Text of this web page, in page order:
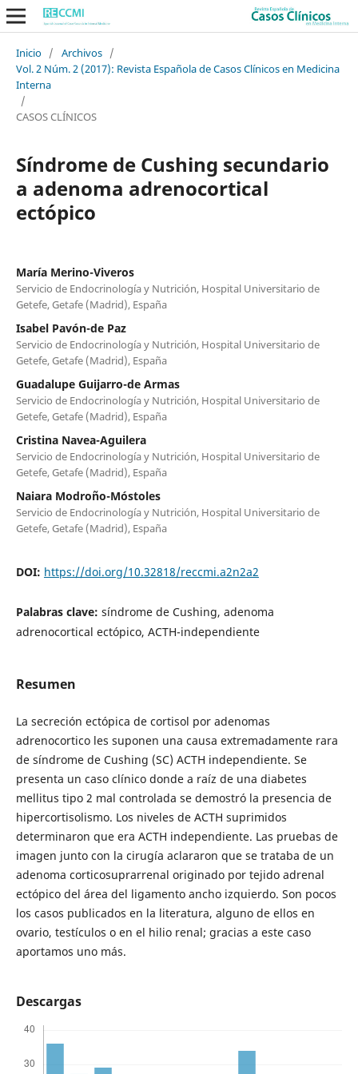
Inicio / Archivos /
Vol. 2 Núm. 2 (2017): Revista Española de Casos Clínicos en Medicina
Interna
/
CASOS CLÍNICOS
Síndrome de Cushing secundario
a adenoma adrenocortical
ectópico
María Merino-Viveros
Servicio de Endocrinología y Nutrición, Hospital Universitario de
Getefe, Getafe (Madrid), España
Isabel Pavón-de Paz
Servicio de Endocrinología y Nutrición, Hospital Universitario de
Getefe, Getafe (Madrid), España
Guadalupe Guijarro-de Armas
Servicio de Endocrinología y Nutrición, Hospital Universitario de
Getefe, Getafe (Madrid), España
Cristina Navea-Aguilera
Servicio de Endocrinología y Nutrición, Hospital Universitario de
Getefe, Getafe (Madrid), España
Naiara Modroño-Móstoles
Servicio de Endocrinología y Nutrición, Hospital Universitario de
Getefe, Getafe (Madrid), España
DOI: https://doi.org/10.32818/reccmi.a2n2a2
Palabras clave: síndrome de Cushing, adenoma
adrenocortical ectópico, ACTH-independiente
Resumen
La secreción ectópica de cortisol por adenomas
adrenocortico les suponen una causa extremadamente rara
de síndrome de Cushing (SC) ACTH independiente. Se
presenta un caso clínico donde a raíz de una diabetes
mellitus tipo 2 mal controlada se demostró la presencia de
hipercortisolismo. Los niveles de ACTH suprimidos
determinaron que era ACTH independiente. Las pruebas de
imagen junto con la cirugía aclararon que se trataba de un
adenoma corticosuprarrenal originado por tejido adrenal
ectópico del área del ligamento ancho izquierdo. Son pocos
los casos publicados en la literatura, alguno de ellos en
ovario, testículos o en el hilio renal; gracias a este caso
aportamos uno más.
Descargas